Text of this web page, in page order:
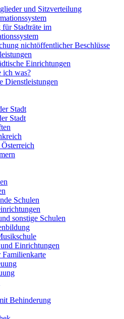
und Sitzverteilung
Stadträte im
nichtöffentlicher Beschlüsse
Einrichtungen
ich was?
Dienstleistungen
Stadt
Stadt
Schulen
sonstige Schulen
Einrichtungen
Familienkarte
Behinderung